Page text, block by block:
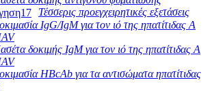
Τέσσερις προεγχειρητικές εξετάσεις
IgG/IgM για τον ιό της ηπατίτιδας Α
δοκιμής IgM για τον ιό της ηπατίτιδας Α
HBcAb για τα αντισώματα ηπατίτιδας